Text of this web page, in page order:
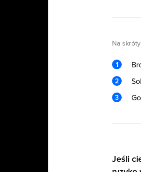
Na
Jeśli